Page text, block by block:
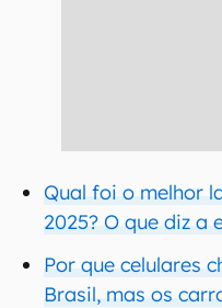
Qual foi o melhor
2025? O que diz a
Por que celulares
Brasil, mas os